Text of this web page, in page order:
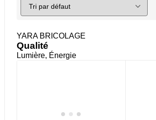
YARA BRICOLAGE
Qualité
Lumière, Énergie